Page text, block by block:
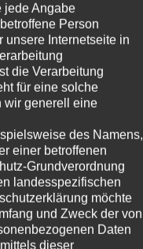
uns anderen
könnten
jede Angabe
Person
unsere Internetseite in
die Verarbeitung
für eine solche
wir generell eine
des Namens,
einer betroffenen
Grundverordnung
landesspezifischen
möchte
und Zweck der von
Daten
dieser